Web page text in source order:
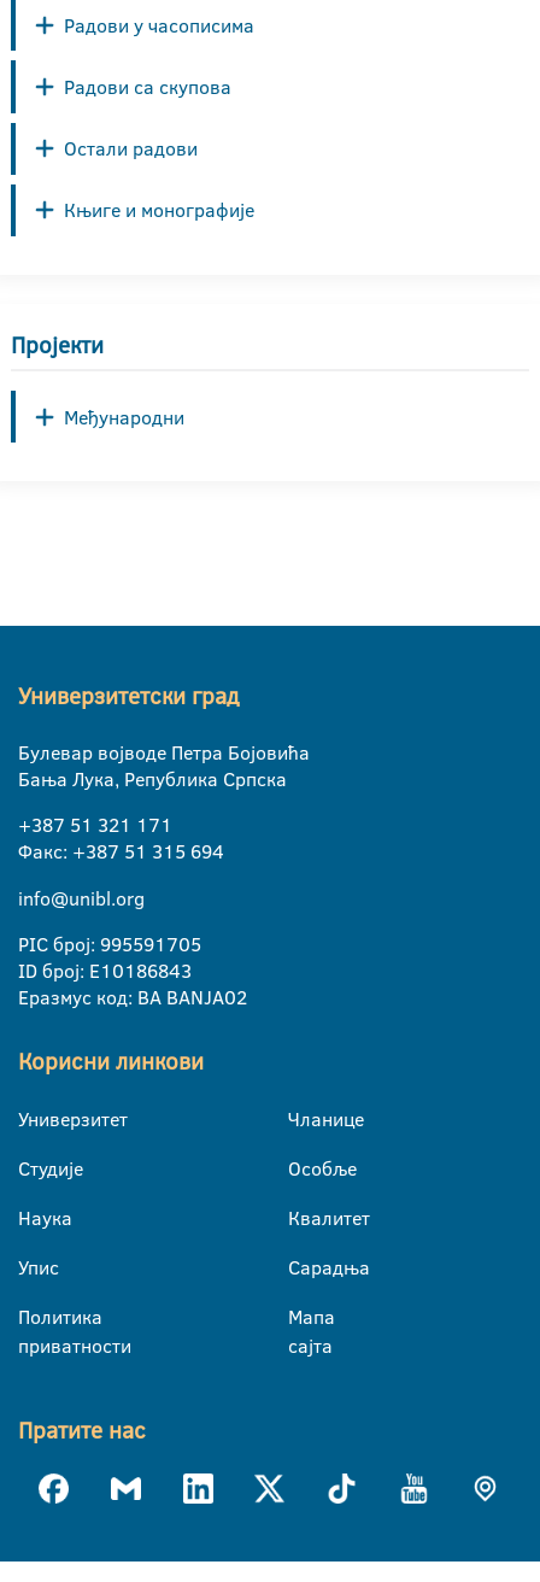
Радови у часописима
Радови са скупова
Остали радови
Књиге и монографије
Пројекти
Међународни
Универзитетски град
Булевар војводе Петра Бојовића
Бања Лука, Република Српска
+387 51 321 171
Факс: +387 51 315 694
info@unibl.org
PIC број: 995591705
ID број: E10186843
Еразмус код: BA BANJA02
Корисни линкови
Универзитет
Студије
Наука
Упис
Политика
приватности
Чланице
Особље
Квалитет
Сарадња
Мапа
сајта
Пратите нас